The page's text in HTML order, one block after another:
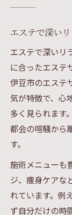
エステで深い
エステで深いリ
に合ったエステ
伊豆市のエステ
気が特徴で、心
多く見られます
都会の喧騒から
す。
施術メニューも
ジ、痩身ケアな
れています。例
ず自分だけの時